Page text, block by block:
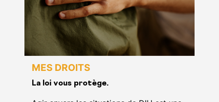
MES DROITS
La loi vous protège.